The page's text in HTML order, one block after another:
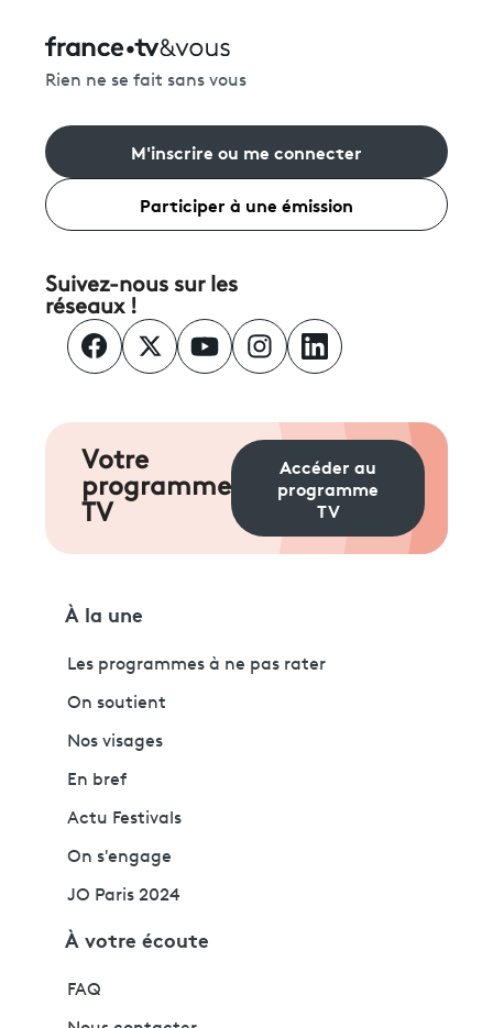
Rien ne se fait sans vous
M'inscrire ou me connecter
Participer à une émission
Suivez-nous sur les
réseaux !
Votre
programme
TV
Accéder au
programme
TV
À la une
Les programmes à ne pas rater
On soutient
Nos visages
En bref
Actu Festivals
On s'engage
JO Paris 2024
À votre écoute
FAQ